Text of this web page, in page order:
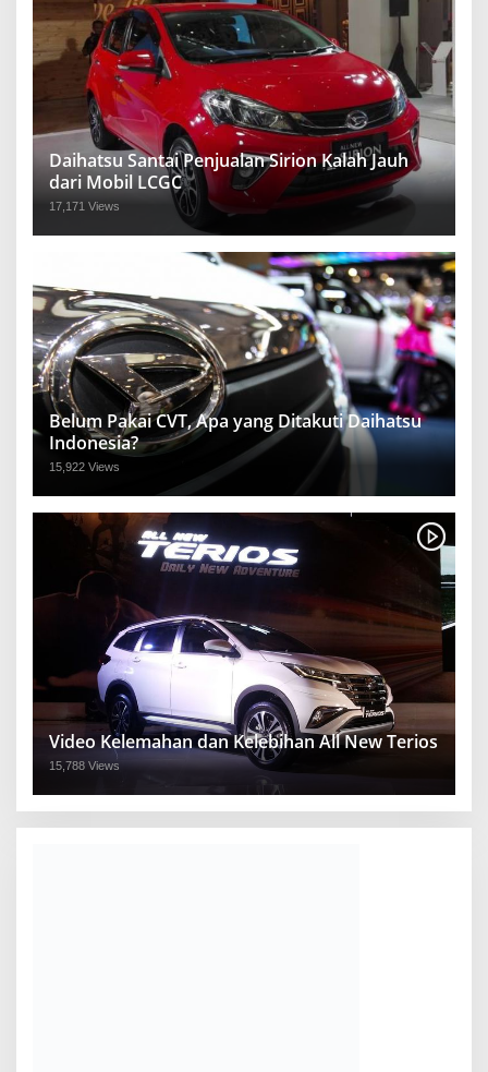
Daihatsu Santai Penjualan Sirion Kalah Jauh
dari Mobil LCGC
17,171 Views
Belum Pakai CVT, Apa yang Ditakuti Daihatsu
Indonesia?
15,922 Views
Video Kelemahan dan Kelebihan All New Terios
15,788 Views